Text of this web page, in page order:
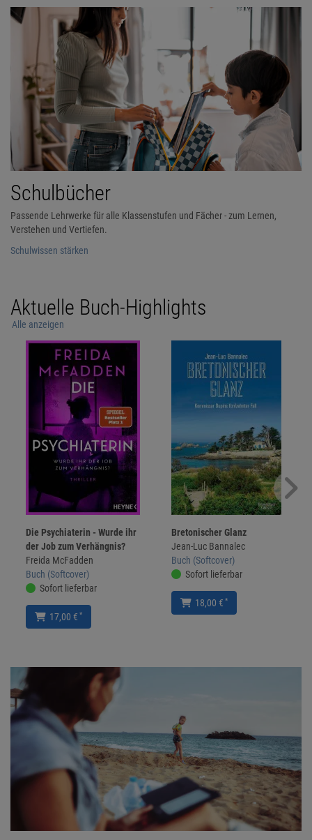
Schulbücher
Passende Lehrwerke für alle Klassenstufen und Fächer - zum Lernen,
Verstehen und Vertiefen.
Schulwissen stärken
Aktuelle Buch-Highlights
Alle anzeigen
Die Psychiaterin - Wurde ihr
der Job zum Verhängnis?
Freida McFadden
Buch (Softcover)
Sofort lieferbar
17,00 € *
Bretonischer Glanz
Jean-Luc Bannalec
Buch (Softcover)
Sofort lieferbar
18,00 € *